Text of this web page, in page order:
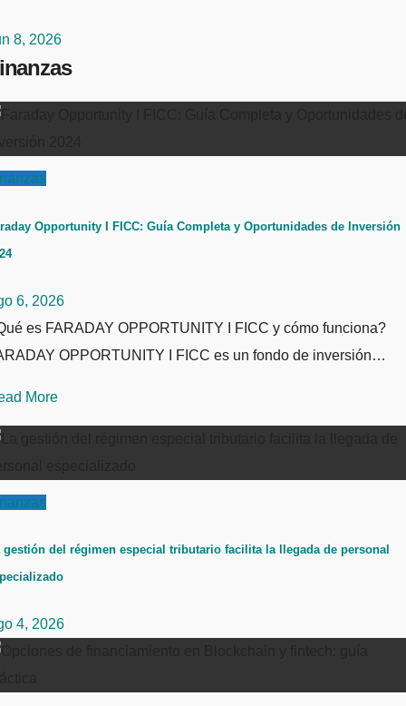
8, 2026
Opportunity I FICC: Guía Completa y Oportunidades de Inversión
6, 2026
es FARADAY OPPORTUNITY I FICC y cómo funciona?
OPPORTUNITY I FICC es un fondo de inversión…
More
gestión del régimen especial tributario facilita la llegada de personal
4, 2026